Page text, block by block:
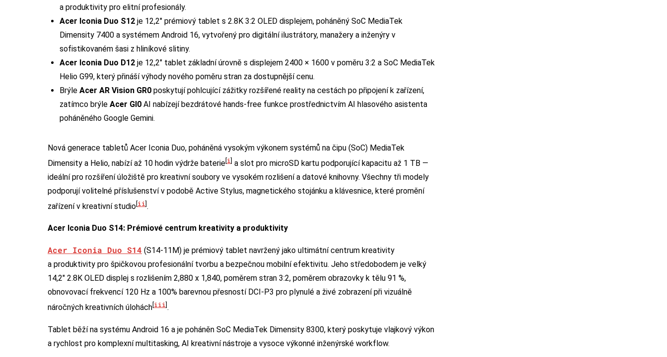
a produktivity pro elitní profesionály.
Acer Iconia Duo S12 je 12,2″ prémiový tablet s 2.8K 3:2 OLED displejem, poháněný SoC MediaTek
Dimensity 7400 a systémem Android 16, vytvořený pro digitální ilustrátory, manažery a inženýry v
sofistikovaném šasi z hliníkové slitiny.
Acer Iconia Duo D12 je 12,2″ tablet základní úrovně s displejem 2400 × 1600 v poměru 3:2 a SoC MediaTek
Helio G99, který přináší výhody nového poměru stran za dostupnější cenu.
Brýle Acer AR Vision GR0 poskytují pohlcující zážitky rozšířené reality na cestách po připojení k zařízení,
zatímco brýle Acer GI0 AI nabízejí bezdrátové hands-free funkce prostřednictvím AI hlasového asistenta
poháněného Google Gemini.
Nová generace tabletů Acer Iconia Duo, poháněná vysokým výkonem systémů na čipu (SoC) MediaTek
Dimensity a Helio, nabízí až 10 hodin výdrže baterie[i] a slot pro microSD kartu podporující kapacitu až 1 TB —
ideální pro rozšíření úložiště pro kreativní soubory ve vysokém rozlišení a datové knihovny. Všechny tři modely
podporují volitelné příslušenství v podobě Active Stylus, magnetického stojánku a klávesnice, které promění
zařízení v kreativní studioii.
Acer Iconia Duo S14: Prémiové centrum kreativity a produktivity
Acer Iconia Duo S14 (S14-11M) je prémiový tablet navržený jako ultimátní centrum kreativity
a produktivity pro špičkovou profesionální tvorbu a bezpečnou mobilní efektivitu. Jeho středobodem je velký
14,2″ 2.8K OLED displej s rozlišením 2,880 x 1,840, poměrem stran 3:2, poměrem obrazovky k tělu 91 %,
obnovovací frekvencí 120 Hz a 100% barevnou přesností DCI-P3 pro plynulé a živé zobrazení při vizuálně
náročných kreativních úloháchiii.
Tablet běží na systému Android 16 a je poháněn SoC MediaTek Dimensity 8300, který poskytuje vlajkový výkon
a rychlost pro komplexní multitasking, AI kreativní nástroje a vysoce výkonné inženýrské workflow.